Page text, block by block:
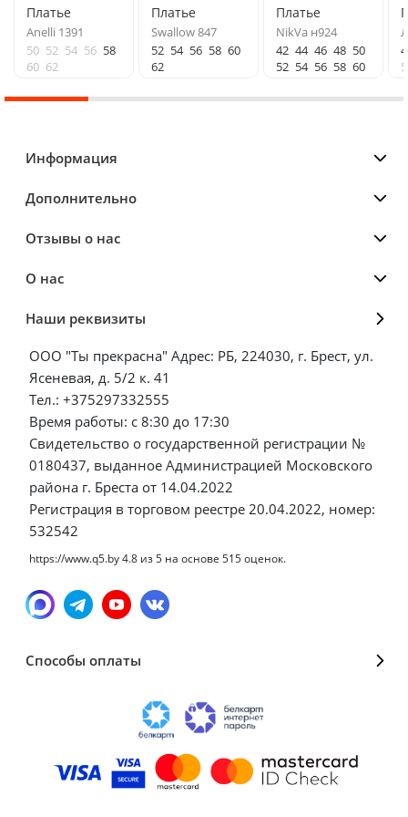
Платье
Anelli 1391
50 52 54 56 58
60 62
Платье
Swallow 847
52 54 56 58 60
62
Платье
NikVa н924
42 44 46 48 50
52 54 56 58 60
Информация
Дополнительно
Отзывы о нас
О нас
Наши реквизиты
ООО "Ты прекрасна" Адрес: РБ, 224030, г. Брест, ул.
Ясеневая, д. 5/2 к. 41
Тел.: +375297332555
Время работы: с 8:30 до 17:30
Свидетельство о государственной регистрации №
0180437, выданное Администрацией Московского
района г. Бреста от 14.04.2022
Регистрация в торговом реестре 20.04.2022, номер:
532542
https://www.q5.by4.8 из5 на основе 515оценок.
Способы оплаты